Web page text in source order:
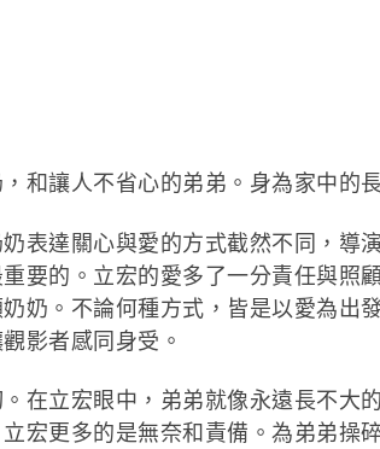
和讓人不省心的弟弟。身為家中的
達關心與愛的方式截然不同，導
要的。立宏的愛多了一分責任與照
奶。不論何種方式，皆是以愛為出
影者感同身受。
立宏眼中，弟弟就像永遠長不大
宏更多的是無奈和責備。為弟弟操